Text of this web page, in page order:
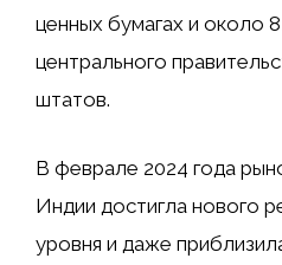
ценных бумагах и около
центрального
штатов.
В феврале 2024 года
Индии достигла нового
уровня и даже